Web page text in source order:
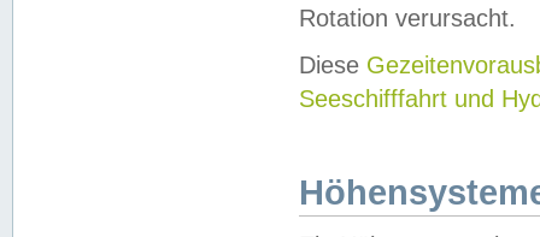
Rotation verursacht.
Diese
Seeschifffahrt und